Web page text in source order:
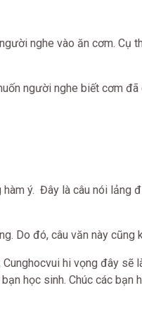
nghe vào ăn cơm. Cụ
người nghe biết cơm đã
ý. Đây là câu nói lảng
Do đó, câu văn này cũng
Cunghocvui hi vọng đây sẽ
học sinh. Chúc các bạn